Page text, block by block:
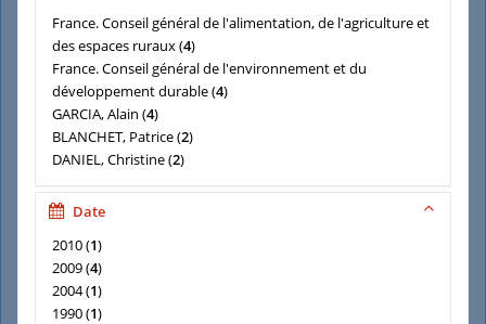
France. Conseil général de l'alimentation, de l'agriculture et
des espaces ruraux(4)
France. Conseil général de l'environnement et du
développement durable(4)
GARCIA, Alain (4)
BLANCHET, Patrice(2)
DANIEL, Christine(2)
France. Inspection générale des affaires sociales
LAGARDE, Olivier de
Date
2010(1)
2009(4)
2004(1)
1990(1)